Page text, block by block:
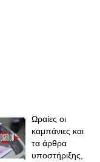
Ωραίες οι
καμπάνιες και
τα άρθρα
υποστήριξης,